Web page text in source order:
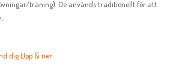
träning). De används traditionellt för att